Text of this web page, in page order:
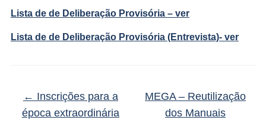
Lista de de Deliberação Provisória – ver
Lista de de Deliberação Provisória (Entrevista)- ver
← Inscrições para a
época extraordinária
MEGA – Reutilização
dos Manuais